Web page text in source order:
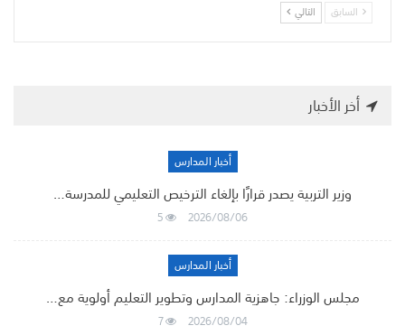
السابق التالي
أخر الأخبار
أخبار المدارس
وزير التربية يصدر قرارًا بإلغاء الترخيص التعليمي للمدرسة…
2026/08/06
5
أخبار المدارس
مجلس الوزراء: جاهزية المدارس وتطوير التعليم أولوية مع…
2026/08/04
7